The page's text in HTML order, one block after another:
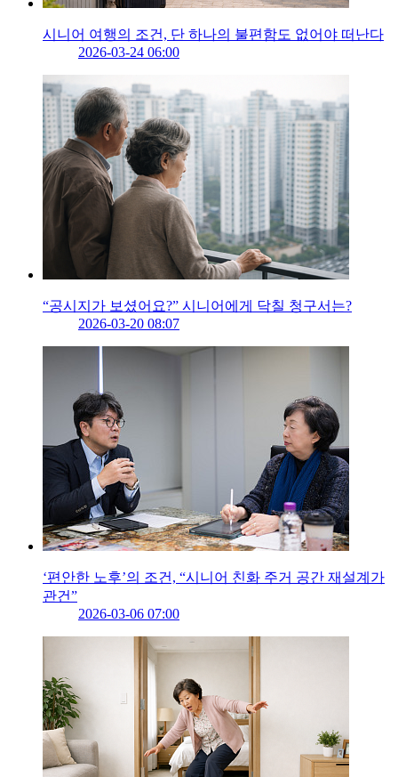
시니어 여행의 조건, 단 하나의 불편함도 없어야 떠난다
2026-03-24 06:00
“공시지가 보셨어요?” 시니어에게 닥칠 청구서는?
2026-03-20 08:07
‘편안한 노후’의 조건, “시니어 친화 주거 공간 재설계가
관건”
2026-03-06 07:00